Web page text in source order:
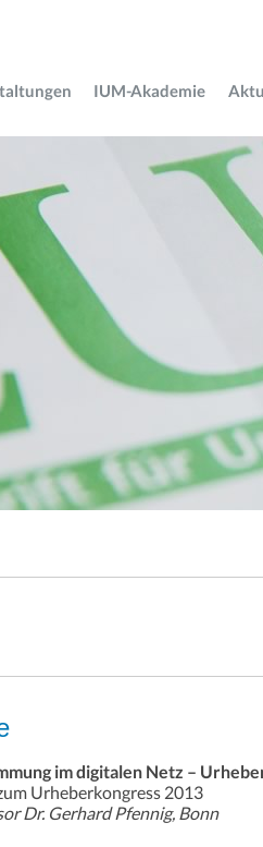
IUM-Akademie
im digitalen Netz –
Urheberkongress 2013
Dr. Gerhard Pfennig, Bonn